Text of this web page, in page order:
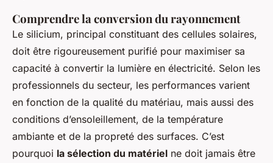
Comprendre la conversion du rayonnement
Le silicium, principal constituant des cellules solaires,
doit être rigoureusement purifié pour maximiser sa
capacité à convertir la lumière en électricité. Selon les
professionnels du secteur, les performances varient
en fonction de la qualité du matériau, mais aussi des
conditions d’ensoleillement, de la température
ambiante et de la propreté des surfaces. C’est
pourquoi la sélection du matériel ne doit jamais être